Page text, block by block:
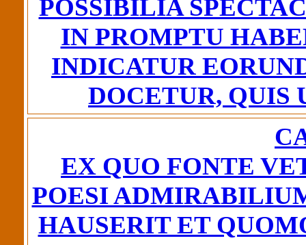
POSSIBILIA
IN PROMPTU
INDICATUR
DOCETUR, QUIS
EX QUO FONTE
POESI
HAUSERIT ET